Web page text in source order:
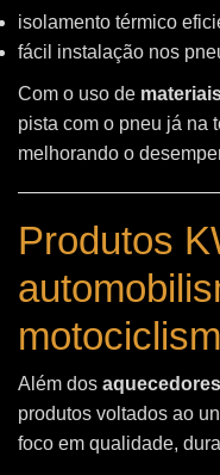
isolamento térmico
fácil instalação nos
Com o uso de
pista com o pneu já na
melhorando o
Produtos
Além dos
produtos voltados ao
foco em qualidade,